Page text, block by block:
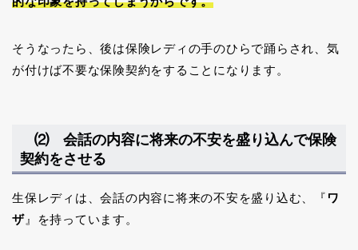
そうなったら、後は保険レディの手のひらで踊らされ、気
が付けば不要な保険契約をすることになります。
⑵ 会話の内容に将来の不安を盛り込んで保険
契約をさせる
生保レディは、会話の内容に将来の不安を盛り込む、『 ワ
ザ』を持っています。